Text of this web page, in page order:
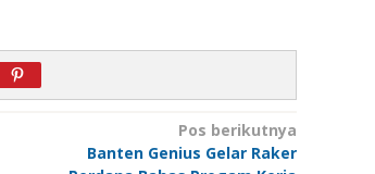
Pos berikutnya
Banten Genius Gelar Raker